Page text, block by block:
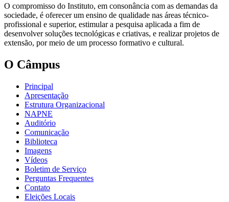
O compromisso do Instituto, em consonância com as demandas da
sociedade, é oferecer um ensino de qualidade nas áreas técnico-
profissional e superior, estimular a pesquisa aplicada a fim de
desenvolver soluções tecnológicas e criativas, e realizar projetos de
extensão, por meio de um processo formativo e cultural.
O Câmpus
Principal
Apresentação
Estrutura Organizacional
NAPNE
Auditório
Comunicação
Biblioteca
Imagens
Vídeos
Boletim de Serviço
Perguntas Frequentes
Contato
Eleições Locais